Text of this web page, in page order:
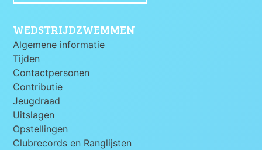
WEDSTRIJDZWEMMEN
Algemene informatie
Tijden
Contactpersonen
Contributie
Jeugdraad
Uitslagen
Opstellingen
Clubrecords en Ranglijsten